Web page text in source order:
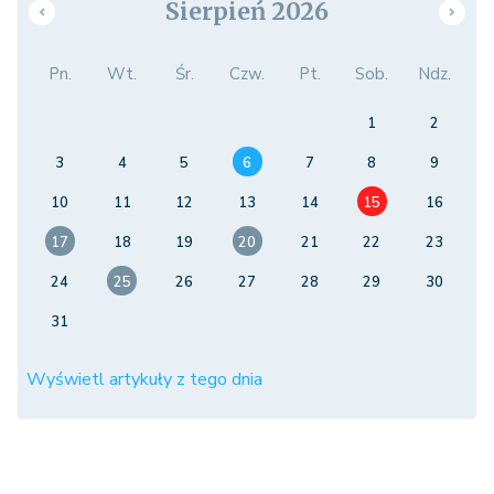
Sierpień 2026
Pn. Wt. Śr. Czw. Pt. Sob. Ndz.
1
2
3
4 5 6 7 8
9
10
11 12 13 14 15
16
17
18 19 20 21 22
23
24
25 26 27 28 29
30
31
Wyświetl artykuły z tego dnia